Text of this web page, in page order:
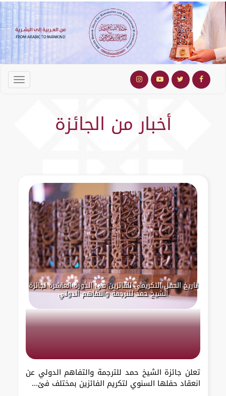
أخبار من الجائزة
تاريخ الحفل التكريمي للفائزين في الدورة العاشرة لجائزة
الشيخ حمد للترجمة والتفاهم الدولي
تعلن جائزة الشيخ حمد للترجمة والتفاهم الدولي عن
انعقاد حفلها السنوي لتكريم الفائزين بمختلف فئ...